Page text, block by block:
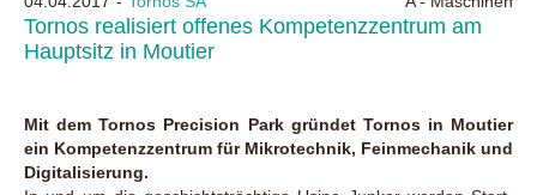
Tornos realisiert offenes Kompetenzzentrum am
Hauptsitz in Moutier
Mit dem Tornos Precision Park gründet Tornos in Moutier
ein Kompetenzzentrum für Mikrotechnik, Feinmechanik und
Digitalisierung.